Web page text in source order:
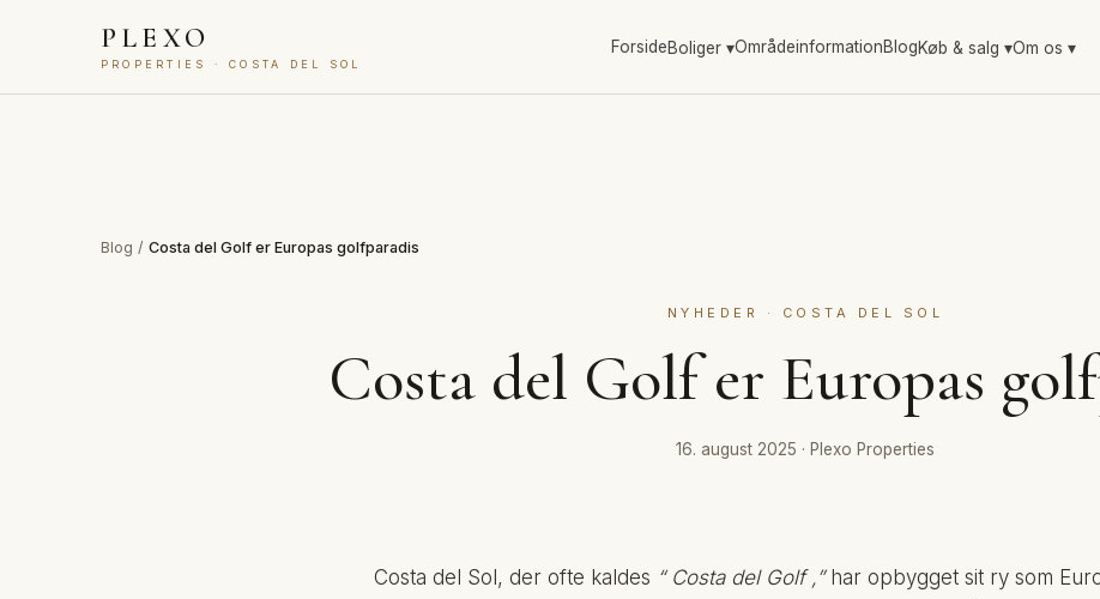
PLEXO
PROPERTIES · COSTA DEL SOL
ForsideBoliger▾OmrådeinformationBlogKøb & salg ▾Om os ▾
Blog / Costa del Golf er Europas golfparadis
NYHEDER · COSTA DEL SOL
Costa del Golf er Europas
16. august 2025 · Plexo Properties
Costa del Sol, der ofte kaldes “ Costa del Golf ,”har opbygget sit ry som